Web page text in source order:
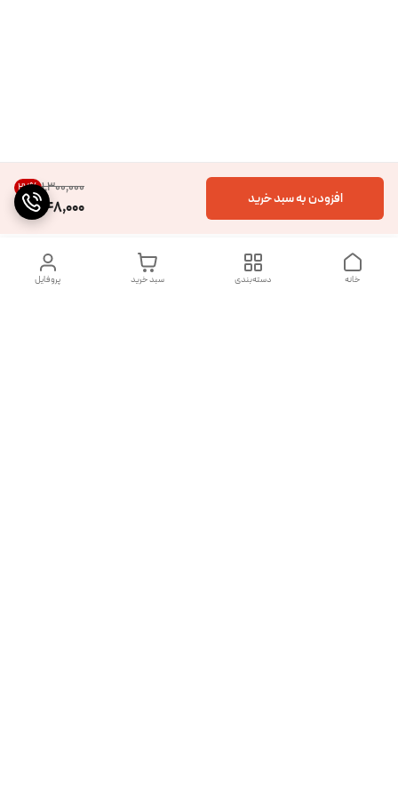
۱٬۳۰۰٬۰۰۰ 27%
948,000 افزودن به سبد خرید
پروفایل سبد خرید دسته‌بندی خانه